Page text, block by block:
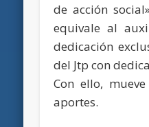
de acción
equivale al
dedicación
del Jtp con
Con ello,
aportes.